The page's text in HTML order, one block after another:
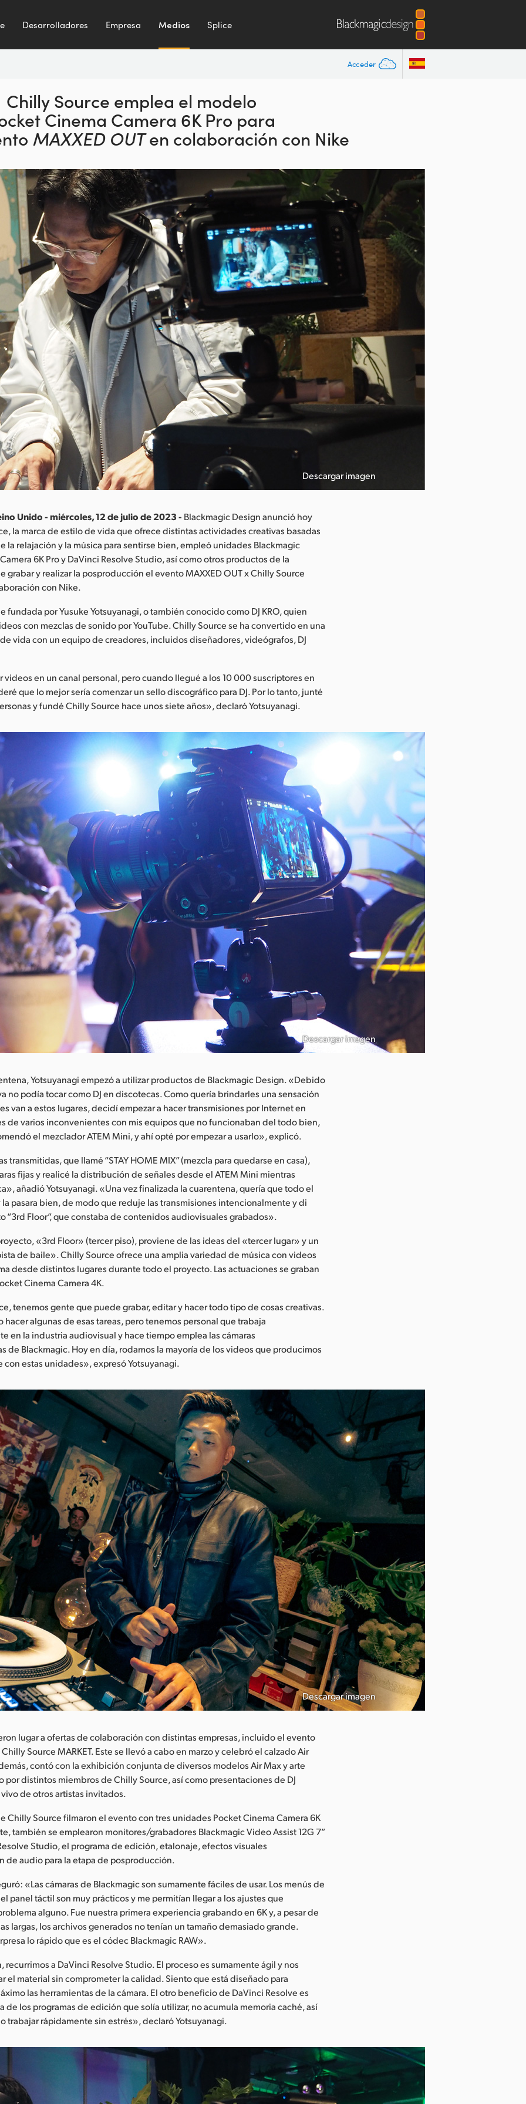
Desarrolladores Empresa Medios Splice
Acceder
Chilly Source emplea el modelo
Cinema Camera 6K Pro para
MAXXED OUTen colaboración con Nike
Descargar imagen
Unido - miércoles, 12 de julio de 2023 - Blackmagic Design anunció hoy
la marca de estilo de vida que ofrece distintas actividades creativas basadas
la relajación y la música para sentirse bien, empleó unidades Blackmagic
6K Pro y DaVinci Resolve Studio, así como otros productos de la
grabar y realizar la posproducción el evento MAXXED OUT x Chilly Source
con Nike.
fundada por Yusuke Yotsuyanagi, o también conocido como DJ KRO, quien
con mezclas de sonido por YouTube. Chilly Source se ha convertido en una
vida con un equipo de creadores, incluidos diseñadores, videógrafos, DJ
videos en un canal personal, pero cuando llegué a los 10 000 suscriptores en
que lo mejor sería comenzar un sello discográfico para DJ. Por lo tanto, junté
y fundé Chilly Source hace unos siete años», declaró Yotsuyanagi.
Descargar imagen
Yotsuyanagi empezó a utilizar productos de Blackmagic Design. «Debido
no podía tocar como DJ en discotecas. Como quería brindarles una sensación
van a estos lugares, decidí empezar a hacer transmisiones por Internet en
de varios inconvenientes con mis equipos que no funcionaban del todo bien,
el mezclador ATEM Mini, y ahí opté por empezar a usarlo», explicó.
transmitidas, que llamé “STAY HOME MIX” (mezcla para quedarse en casa),
fijas y realicé la distribución de señales desde el ATEM Mini mientras
añadió Yotsuyanagi. «Una vez finalizada la cuarentena, quería que todo el
la pasara bien, de modo que reduje las transmisiones intencionalmente y di
“3rd Floor”, que constaba de contenidos audiovisuales grabados».
«3rd Floor» (tercer piso), proviene de las ideas del «tercer lugar» y un
de baile». Chilly Source ofrece una amplia variedad de música con videos
desde distintos lugares durante todo el proyecto. Las actuaciones se graban
Cinema Camera 4K.
tenemos gente que puede grabar, editar y hacer todo tipo de cosas creativas.
hacer algunas de esas tareas, pero tenemos personal que trabaja
en la industria audiovisual y hace tiempo emplea las cámaras
de Blackmagic. Hoy en día, rodamos la mayoría de los videos que producimos
con estas unidades», expresó Yotsuyanagi.
Descargar imagen
lugar a ofertas de colaboración con distintas empresas, incluido el evento
Chilly Source MARKET. Este se llevó a cabo en marzo y celebró el calzado Air
contó con la exhibición conjunta de diversos modelos Air Max y arte
por distintos miembros de Chilly Source, así como presentaciones de DJ
de otros artistas invitados.
Chilly Source filmaron el evento con tres unidades Pocket Cinema Camera 6K
también se emplearon monitores/grabadores Blackmagic Video Assist 12G 7”
Studio, el programa de edición, etalonaje, efectos visuales
de audio para la etapa de posproducción.
«Las cámaras de Blackmagic son sumamente fáciles de usar. Los menús de
panel táctil son muy prácticos y me permitían llegar a los ajustes que
alguno. Fue nuestra primera experiencia grabando en 6K y, a pesar de
largas, los archivos generados no tenían un tamaño demasiado grande.
lo rápido que es el códec Blackmagic RAW».
recurrimos a DaVinci Resolve Studio. El proceso es sumamente ágil y nos
el material sin comprometer la calidad. Siento que está diseñado para
las herramientas de la cámara. El otro beneficio de DaVinci Resolve es
de los programas de edición que solía utilizar, no acumula memoria caché, así
trabajar rápidamente sin estrés», declaró Yotsuyanagi.